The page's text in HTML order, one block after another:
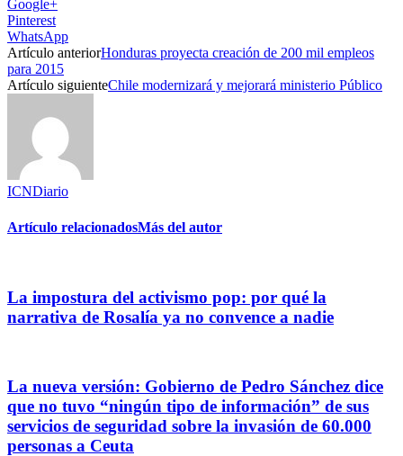
Google+
Pinterest
WhatsApp
Artículo anteriorHonduras proyecta creación de 200 mil empleos
para 2015
Artículo siguienteChile modernizará y mejorará ministerio Público
ICNDiario
Artículo relacionadosMás del autor
La impostura del activismo pop: por qué la
narrativa de Rosalía ya no convence a nadie
La nueva versión: Gobierno de Pedro Sánchez dice
que no tuvo “ningún tipo de información” de sus
servicios de seguridad sobre la invasión de 60.000
personas a Ceuta